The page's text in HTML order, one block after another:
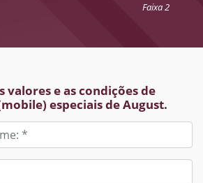
Faixa 2
valores e as condições de
especiais de August.